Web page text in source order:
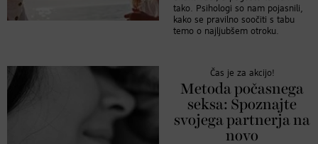
tako. Psihologi so nam pojasnili,
kako se pravilno soočiti s tabu
temo o najljubšem otroku.
Čas je za akcijo!
Metoda počasnega
seksa: Spoznajte
svojega partnerja na
novo